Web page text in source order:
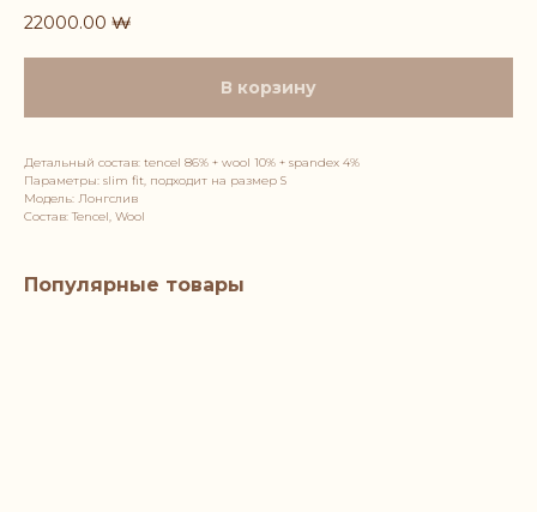
22000.00 ₩
В корзину
Детальный состав: tencel 86% + wool 10% + spandex 4%
Параметры: slim fit, подходит на размер S
Модель: Лонгслив
Состав: Tencel, Wool
Популярные товары